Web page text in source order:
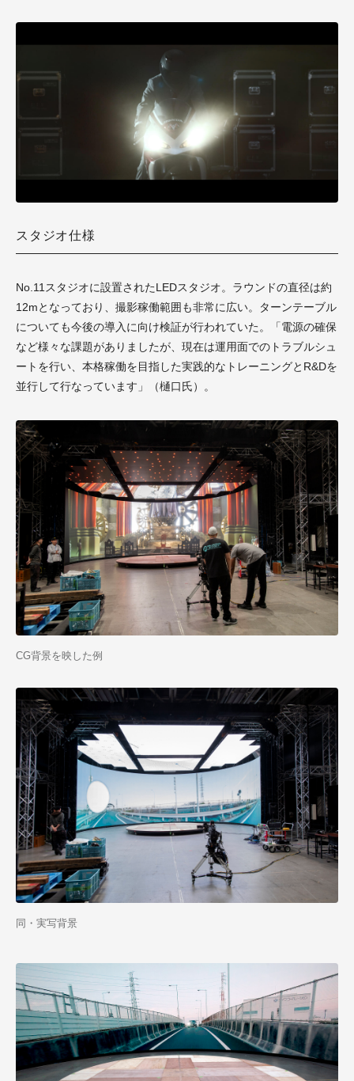
スタジオ仕様
No.11スタジオに設置されたLEDスタジオ。ラウンドの直径は約
12mとなっており、撮影稼働範囲も非常に広い。ターンテーブル
についても今後の導入に向け検証が行われていた。「電源の確保
など様々な課題がありましたが、現在は運用面でのトラブルシュ
ートを行い、本格稼働を目指した実践的なトレーニングとR&Dを
並行して行なっています」（樋口氏）。
CG背景を映した例
同・実写背景